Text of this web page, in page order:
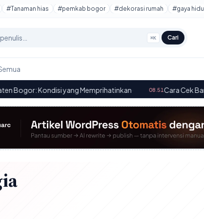
#Tanaman hias #pemkab bogor #dekorasi rumah #gaya
⌘K Cari
Kondisi yang Memprihatinkan· 08.51Cara Cek Bansos